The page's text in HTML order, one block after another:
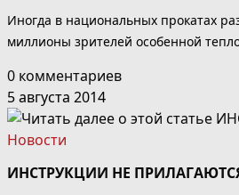
САЙТУ
поиска.
Иногда в национальных прокатах
миллионы зрителей особенной
0 комментариев
5 августа 2014
Новости
ИНСТРУКЦИИ НЕ